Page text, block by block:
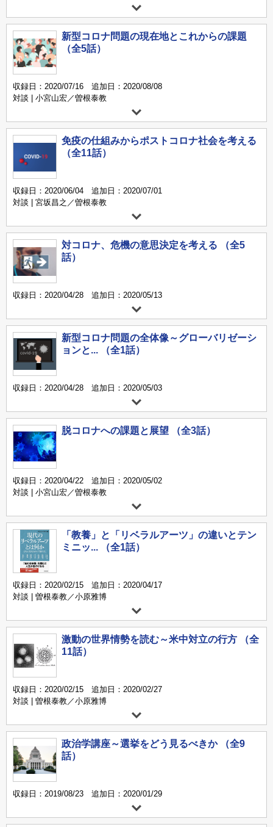
新型コロナ問題の現在地とこれからの課題
（全5話）
収録日：2020/07/16 追加日：2020/08/08
対談 | 小宮山宏／曽根泰教
免疫の仕組みからポストコロナ社会を考える
（全11話）
収録日：2020/06/04 追加日：2020/07/01
対談 | 宮坂昌之／曽根泰教
対コロナ、危機の意思決定を考える （全5
話）
収録日：2020/04/28 追加日：2020/05/13
新型コロナ問題の全体像～グローバリゼーシ
ョンと... （全1話）
収録日：2020/04/28 追加日：2020/05/03
脱コロナへの課題と展望 （全3話）
収録日：2020/04/22 追加日：2020/05/02
対談 | 小宮山宏／曽根泰教
「教養」と「リベラルアーツ」の違いとテン
ミニッ... （全1話）
収録日：2020/02/15 追加日：2020/04/17
対談 | 曽根泰教／小原雅博
激動の世界情勢を読む～米中対立の行方 （全
11話）
収録日：2020/02/15 追加日：2020/02/27
対談 | 曽根泰教／小原雅博
政治学講座～選挙をどう見るべきか （全9
話）
収録日：2019/08/23 追加日：2020/01/29